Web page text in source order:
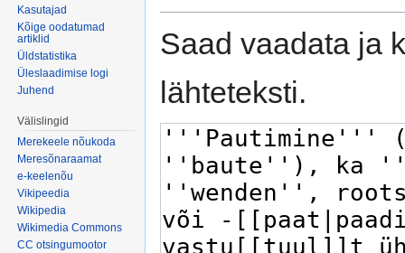
Saad vaadata ja
lähteteksti.
Kasutajad
Kõige oodatumad
artiklid
Üldstatistika
Üleslaadimise logi
Juhend
Välislingid
Merekeele nõukoda
Meresõnaraamat
e-keelenõu
Vikipeedia
Wikipedia
Wikimedia Commons
CC otsingumootor